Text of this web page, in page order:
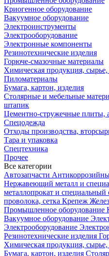
Криогенное оборудование
Вакуумное оборудование
Электроинструменты
Электрооборудование
Электронные компоненты
Резинотехнические изделия
Горюче-смазочные материалы
Химическая продукция, сырье,
Пиломатериалы
Бумага, картон, изделия
Столярные и мебельные
штапик
Цементно-стружечные плиты,
Спецодежда
Отходы производства,
Тара и упаковка
Спецтехника
Прочее
Все категории
Автозапчасти
Нержавеющий металл и
металлопрокат и специальный
проволока, сетка Крепеж
Промышленное оборудование
Вакуумное оборудование
Электрооборудование
Резинотехнические изделия
Химическая продукция, сырье,
Бумага, картон, изделия